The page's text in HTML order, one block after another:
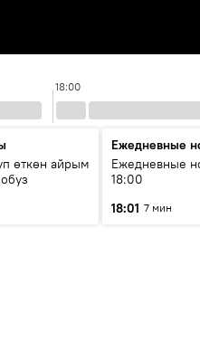
18:00
өткөн айрым
Ежедневные
Ежедневные
18:00
18:01 7 мин